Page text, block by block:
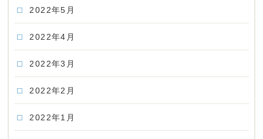
2022年5月
2022年4月
2022年3月
2022年2月
2022年1月